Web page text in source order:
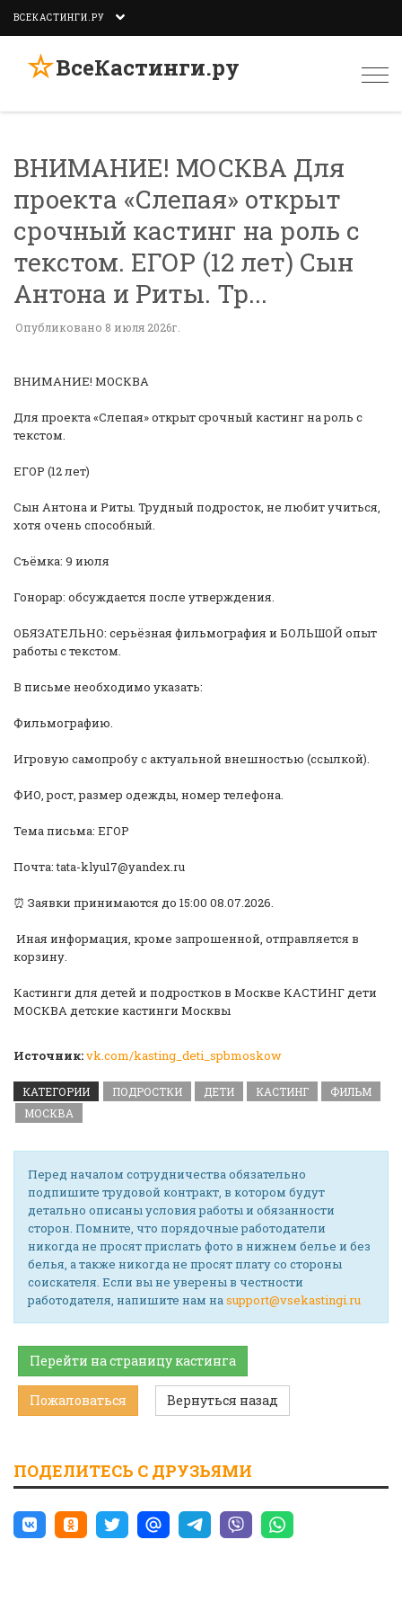
ВСЕКАСТИНГИ.РУ
☆ВсеКастинги.ру
ВНИМАНИЕ! МОСКВА Для
проекта «Слепая» открыт
срочный кастинг на роль с
текстом. ЕГОР (12 лет) Сын
Антона и Риты. Тр...
Опубликовано 8 июля 2026г.
ВНИМАНИЕ! МОСКВА
Для проекта «Слепая» открыт срочный кастинг на роль с
текстом.
ЕГОР (12 лет)
Сын Антона и Риты. Трудный подросток, не любит учиться,
хотя очень способный.
Съёмка: 9 июля
Гонорар: обсуждается после утверждения.
ОБЯЗАТЕЛЬНО: серьёзная фильмография и БОЛЬШОЙ опыт
работы с текстом.
В письме необходимо указать:
Фильмографию.
Игровую самопробу с актуальной внешностью (ссылкой).
ФИО, рост, размер одежды, номер телефона.
Тема письма: ЕГОР
Почта: tata-klyu17@yandex.ru
⏰ Заявки принимаются до 15:00 08.07.2026.
️ Иная информация, кроме запрошенной, отправляется в
корзину.
Кастинги для детей и подростков в Москве КАСТИНГ дети
МОСКВА детские кастинги Москвы
Источник:vk.com/kasting_deti_spbmoskow
КАТЕГОРИИ ПОДРОСТКИ ДЕТИ КАСТИНГ
ФИЛЬМ
МОСКВА
Перед началом сотрудничества обязательно
подпишите трудовой контракт, в котором будут
детально описаны условия работы и обязанности
сторон. Помните, что порядочные работодатели
никогда не просят прислать фото в нижнем белье и без
белья, а также никогда не просят плату со стороны
соискателя. Если вы не уверены в честности
работодателя, напишите нам наsupport@vsekastingi.ru
Перейти на страницу кастинга
Пожаловаться Вернуться назад
ПОДЕЛИТЕСЬ С ДРУЗЬЯМИ